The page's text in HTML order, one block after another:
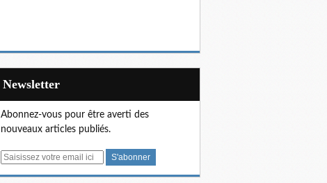
Newsletter
Abonnez-vous pour être averti des
nouveaux articles publiés.
E